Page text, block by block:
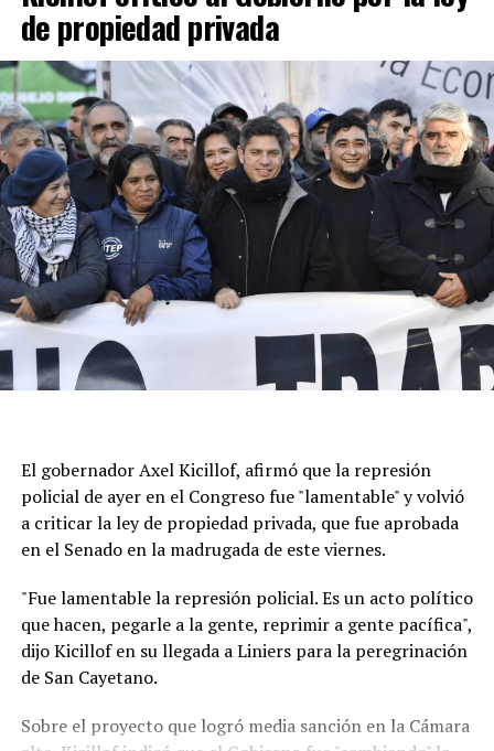
de propiedad privada
El gobernador Axel Kicillof, afirmó que la represión
policial de ayer en el Congreso fue "lamentable" y volvió
a criticar la ley de propiedad privada, que fue aprobada
en el Senado en la madrugada de este viernes.
"Fue lamentable la represión policial. Es un acto político
que hacen, pegarle a la gente, reprimir a gente pacífica",
dijo Kicillof en su llegada a Liniers para la peregrinación
de San Cayetano.
Sobre el proyecto que logró media sanción en la Cámara